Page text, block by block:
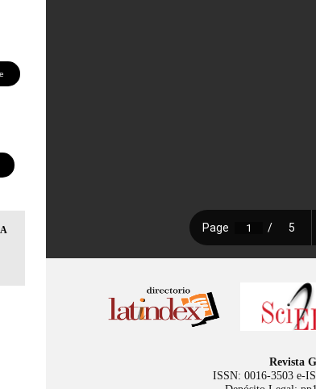
Revista
ISSN: 0016-3503 e-